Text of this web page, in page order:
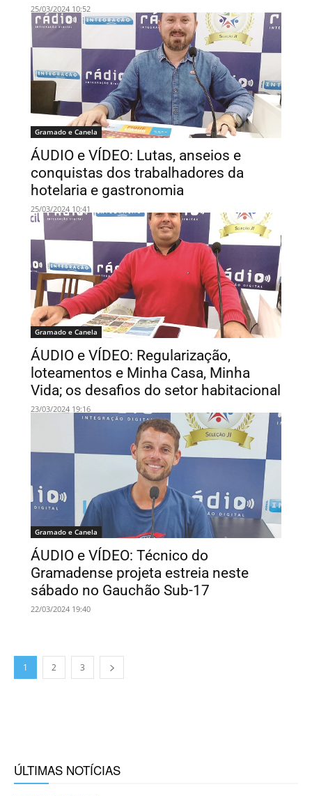
25/03/2024 10:52
Gramado e Canela
ÁUDIO e VÍDEO: Lutas, anseios e
conquistas dos trabalhadores da
hotelaria e gastronomia
25/03/2024 10:41
Gramado e Canela
ÁUDIO e VÍDEO: Regularização,
loteamentos e Minha Casa, Minha
Vida; os desafios do setor habitacional
23/03/2024 19:16
Gramado e Canela
ÁUDIO e VÍDEO: Técnico do
Gramadense projeta estreia neste
sábado no Gauchão Sub-17
22/03/2024 19:40
1 2 3
ÚLTIMAS NOTÍCIAS